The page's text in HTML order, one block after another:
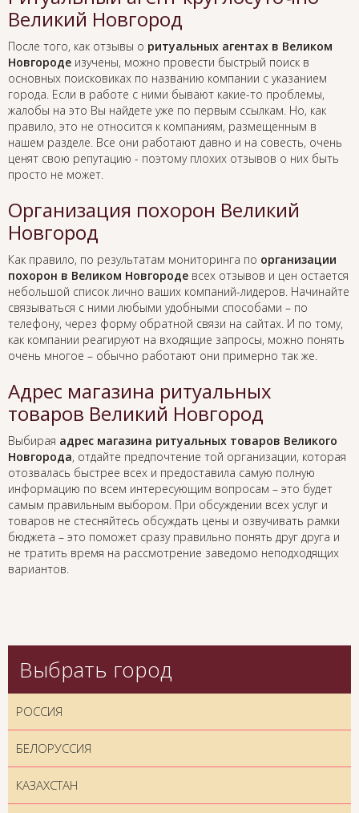
Великий Новгород
После того, как отзывы о ритуальных агентах в Великом
Новгороде изучены, можно провести быстрый поиск в
основных поисковиках по названию компании с указанием
города. Если в работе с ними бывают какие-то проблемы,
жалобы на это Вы найдете уже по первым ссылкам. Но, как
правило, это не относится к компаниям, размещенным в
нашем разделе. Все они работают давно и на совесть, очень
ценят свою репутацию - поэтому плохих отзывов о них быть
просто не может.
Организация похорон Великий
Новгород
Как правило, по результатам мониторинга по организации
похорон в Великом Новгороде всех отзывов и цен остается
небольшой список лично ваших компаний-лидеров. Начинайте
связываться с ними любыми удобными способами – по
телефону, через форму обратной связи на сайтах. И по тому,
как компании реагируют на входящие запросы, можно понять
очень многое – обычно работают они примерно так же.
Адрес магазина ритуальных
товаров Великий Новгород
Выбирая адрес магазина ритуальных товаров Великого
Новгорода, отдайте предпочтение той организации, которая
отозвалась быстрее всех и предоставила самую полную
информацию по всем интересующим вопросам – это будет
самым правильным выбором. При обсуждении всех услуг и
товаров не стесняйтесь обсуждать цены и озвучивать рамки
бюджета – это поможет сразу правильно понять друг друга и
не тратить время на рассмотрение заведомо неподходящих
вариантов.
Выбрать город
РОССИЯ
БЕЛОРУССИЯ
КАЗАХСТАН